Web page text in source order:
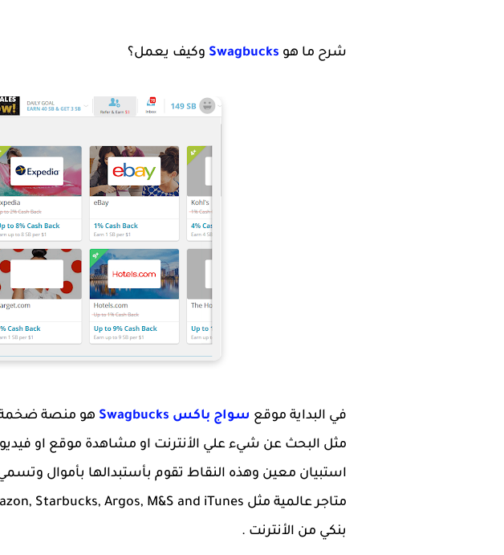
شرح ما هو Swagbucks وكيف يعمل؟
في البداية موقع سواج باكس Swagbucks
هو منصة ضخمة
مثل البحث عن شيء علي الأنترنت او مشاهدة موقع او
بنكي من الأنترنت .